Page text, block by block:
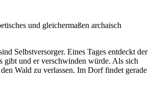
und gleichermaßen archaisch
Selbstversorger. Eines Tages entdeckt der
gibt und er verschwinden würde. Als sich
Wald zu verlassen. Im Dorf findet gerade